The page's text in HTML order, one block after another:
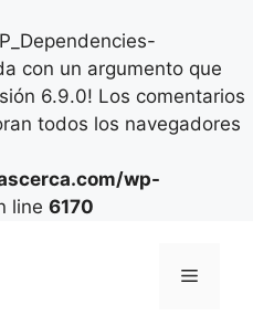
con un argumento que
6.9.0! Los comentarios
todos los navegadores
wp-
line 6170
Menú